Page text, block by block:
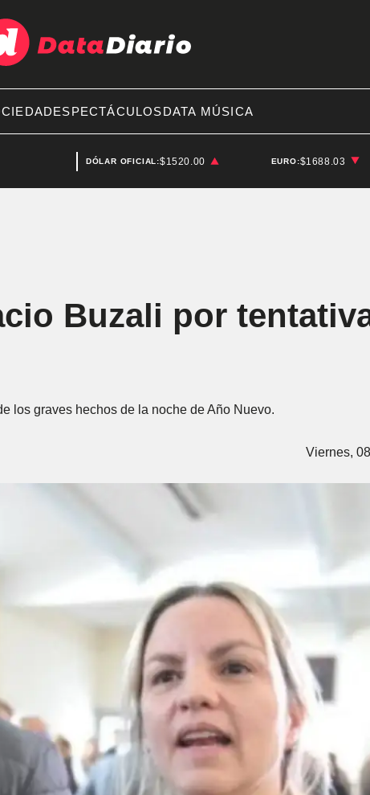
ESPECTÁCULOSDATA MÚSICA
DÓLAR OFICIAL:$1520.00 EURO:$1688.03
Buzali por
los graves hechos de la noche de Año Nuevo.
Viernes,